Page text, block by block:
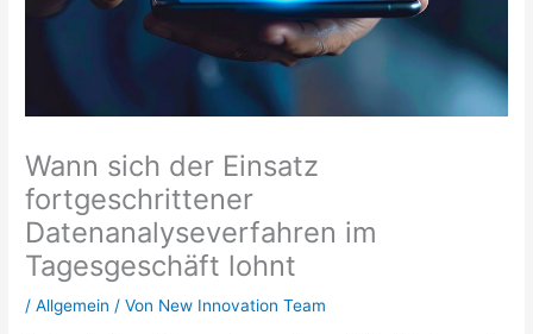
Wann sich der Einsatz
fortgeschrittener
Datenanalyseverfahren im
Tagesgeschäft lohnt
/Allgemein / Von New Innovation Team